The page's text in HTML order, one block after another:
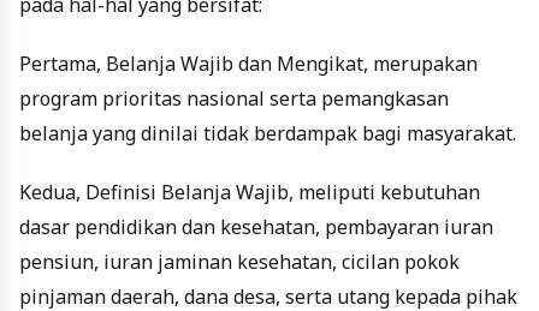
Pertama, Belanja Wajib dan Mengikat, merupakan
program prioritas nasional serta pemangkasan
belanja yang dinilai tidak berdampak bagi masyarakat.
Kedua, Definisi Belanja Wajib, meliputi kebutuhan
dasar pendidikan dan kesehatan, pembayaran iuran
pensiun, iuran jaminan kesehatan, cicilan pokok
pinjaman daerah, dana desa, serta utang kepada pihak